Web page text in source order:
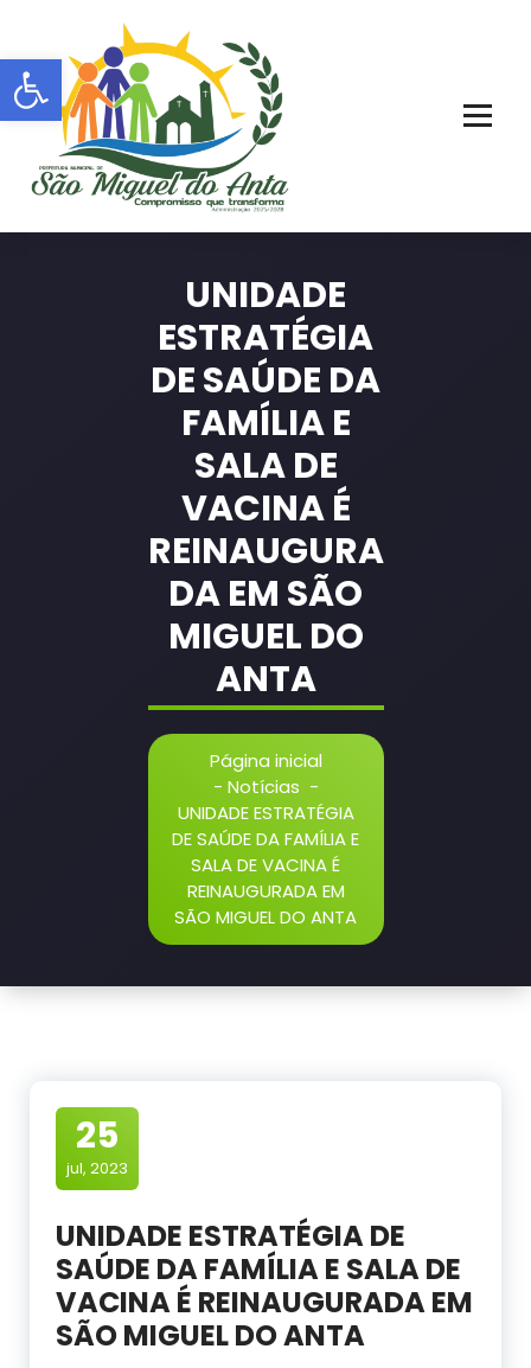
Barra de Ferramentas Aberta
o
conteúdo
UNIDADE
ESTRATÉGIA
DE SAÚDE DA
FAMÍLIA E
SALA DE
VACINA É
REINAUGURA
DA EM SÃO
MIGUEL DO
ANTA
Página inicial
- Notícias -
UNIDADE ESTRATÉGIA
DE SAÚDE DA FAMÍLIA E
SALA DE VACINA É
REINAUGURADA EM
SÃO MIGUEL DO ANTA
25
jul, 2023
UNIDADE ESTRATÉGIA DE
SAÚDE DA FAMÍLIA E SALA DE
VACINA É REINAUGURADA EM
SÃO MIGUEL DO ANTA